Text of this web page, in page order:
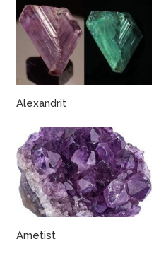
Alexandrit
Ametist